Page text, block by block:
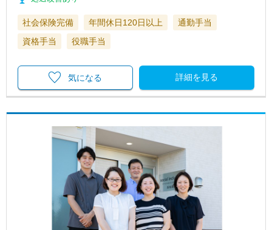
社会保険完備 年間休日120日以上
通勤手当
資格手当
役職手当
詳細を見る
気になる